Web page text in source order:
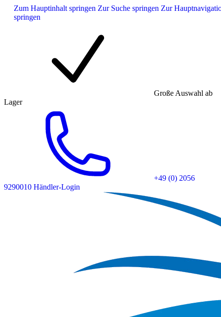
Zum Hauptinhalt springen Zur Suche springen Zur
springen
Große Auswahl ab
Lager
+49 (0) 2056
9290010 Händler-Login